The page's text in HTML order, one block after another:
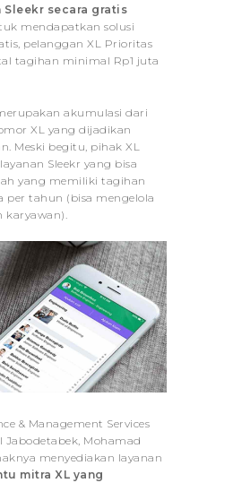
secara gratis
mendapatkan solusi
pelanggan XL Prioritas
tagihan minimal Rp1 juta
akumulasi dari
XL yang dijadikan
Meski begitu, pihak XL
Sleekr yang bisa
yang memiliki tagihan
per tahun (bisa mengelola
& Management Services
Jabodetabek, Mohamad
menyediakan layanan
mitra XL yang